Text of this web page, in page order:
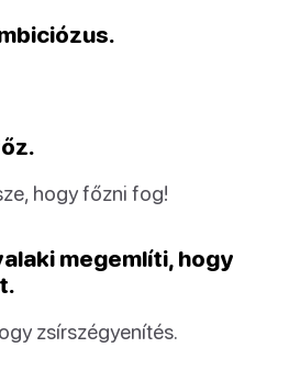
hogy főzni fog!
megemlíti, hogy
zsírszégyenítés.